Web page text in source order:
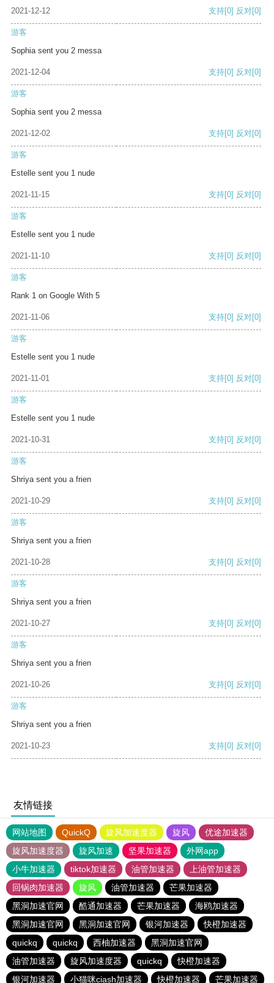
2021-12-12 支持[0] 反对[0]
游客
Sophia sent you 2 messa
2021-12-04 支持[0] 反对[0]
游客
Sophia sent you 2 messa
2021-12-02 支持[0] 反对[0]
游客
Estelle sent you 1 nude
2021-11-15 支持[0] 反对[0]
游客
Estelle sent you 1 nude
2021-11-10 支持[0] 反对[0]
游客
Rank 1 on Google With 5
2021-11-06 支持[0] 反对[0]
游客
Estelle sent you 1 nude
2021-11-01 支持[0] 反对[0]
游客
Estelle sent you 1 nude
2021-10-31 支持[0] 反对[0]
游客
Shriya sent you a frien
2021-10-29 支持[0] 反对[0]
游客
Shriya sent you a frien
2021-10-28 支持[0] 反对[0]
游客
Shriya sent you a frien
2021-10-27 支持[0] 反对[0]
游客
Shriya sent you a frien
2021-10-26 支持[0] 反对[0]
游客
Shriya sent you a frien
2021-10-23 支持[0] 反对[0]
友情链接
网站地图 QuickQ 旋风加速度器 旋风
优途加速器
旋风加速度器
旋风加速 坚果加速器
外网app
小牛加速器
tiktok加速器 油管加速器
上油管加速器
回锅肉加速器
旋风 油管加速器
芒果加速器
黑洞加速官网
酷通加速器 芒果加速器
海鸥加速器
黑洞加速官网
黑洞加速官网 银河加速器
快橙加速器
quickq
quickq 西柚加速器
黑洞加速官网
油管加速器
旋风加速度器 quickq
快橙加速器
银河加速器
小猫咪ciash加速器 快橙加速器 芒果加速器